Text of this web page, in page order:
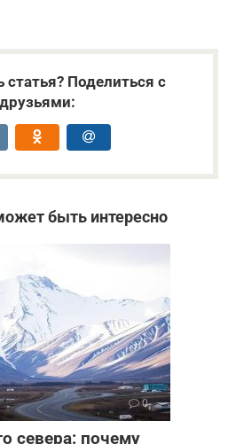
статья? Поделиться с
друзьями:
быть интересно
0
севера: почему